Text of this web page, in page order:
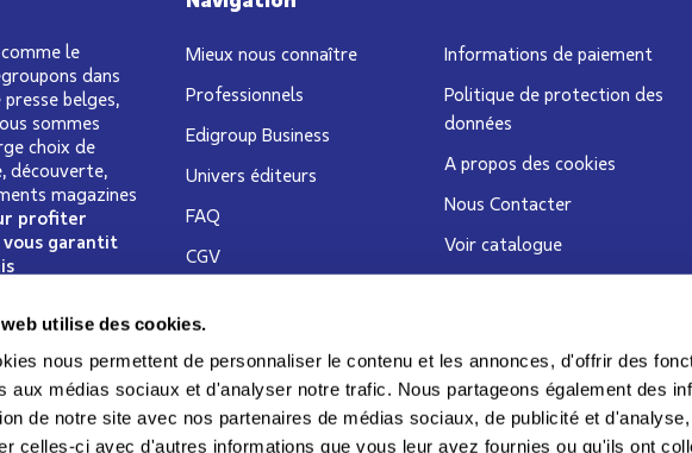
utilise des cookies.
nous permettent de personnaliser le contenu et les annonces, d'offrir des
aux médias sociaux et d'analyser notre trafic. Nous partageons également des
de notre site avec nos partenaires de médias sociaux, de publicité et
celles-ci avec d'autres informations que vous leur avez fournies ou qu'ils ont
le
dans
belges,
sommes
choix de
découverte,
magazines
profiter
vous garantit
Mieux nous connaître
Professionnels
Edigroup Business
Univers éditeurs
FAQ
CGV
Délais de livraison
Informations de paiement
Politique de protection des
données
A propos des cookies
Nous Contacter
Voir catalogue